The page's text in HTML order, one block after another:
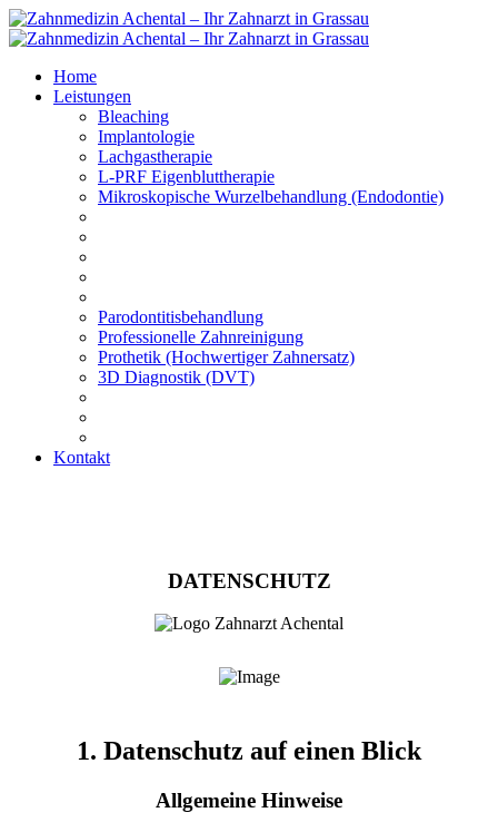
Home
Leistungen
Bleaching
Implantologie
Lachgastherapie
L-PRF Eigenbluttherapie
Mikroskopische Wurzelbehandlung (Endodontie)
Parodontitisbehandlung
Professionelle Zahnreinigung
Prothetik (Hochwertiger Zahnersatz)
3D Diagnostik (DVT)
Kontakt
DATENSCHUTZ
1. Datenschutz auf einen Blick
Allgemeine Hinweise